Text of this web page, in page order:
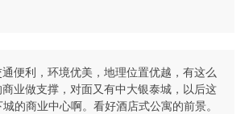
便利，环境优美，地理位置优越，有这么
商业做支撑，对面又有中大银泰城，以后这
城的商业中心啊。看好酒店式公寓的前景。